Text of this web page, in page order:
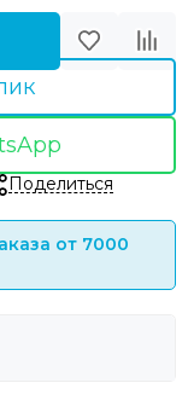
Поделиться
от 7000